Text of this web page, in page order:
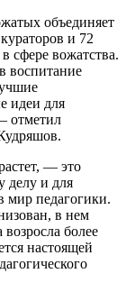
объединяет
и 72
сфере вожатства.
воспитание
идеи для
отметил
— это
делу и для
мир педагогики.
в нем
более
настоящей